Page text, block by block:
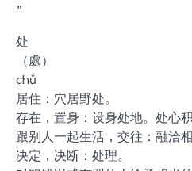
”
处
（處）
chǔ
居住：穴居野处。
存在，置身：设身处地。处心积
跟别人一起生活，交往：融洽相
决定，决断：处理。